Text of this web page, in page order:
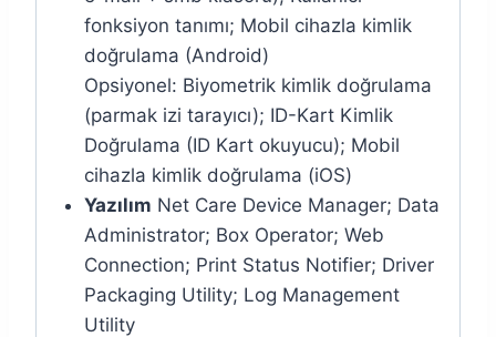
fonksiyon tanımı; Mobil cihazla kimlik
doğrulama (Android)
Opsiyonel: Biyometrik kimlik doğrulama
(parmak izi tarayıcı); ID-Kart Kimlik
Doğrulama (ID Kart okuyucu); Mobil
cihazla kimlik doğrulama (iOS)
Yazılım Net Care Device Manager; Data
Administrator; Box Operator; Web
Connection; Print Status Notifier; Driver
Packaging Utility; Log Management
Utility